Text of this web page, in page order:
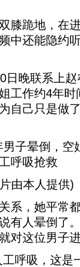
跪地，在
中还能隐约
晚联系上赵
工作约4年
自己只是做
由本人提供)
，她平常
有人晕倒了
对这位男子
呼吸，这是